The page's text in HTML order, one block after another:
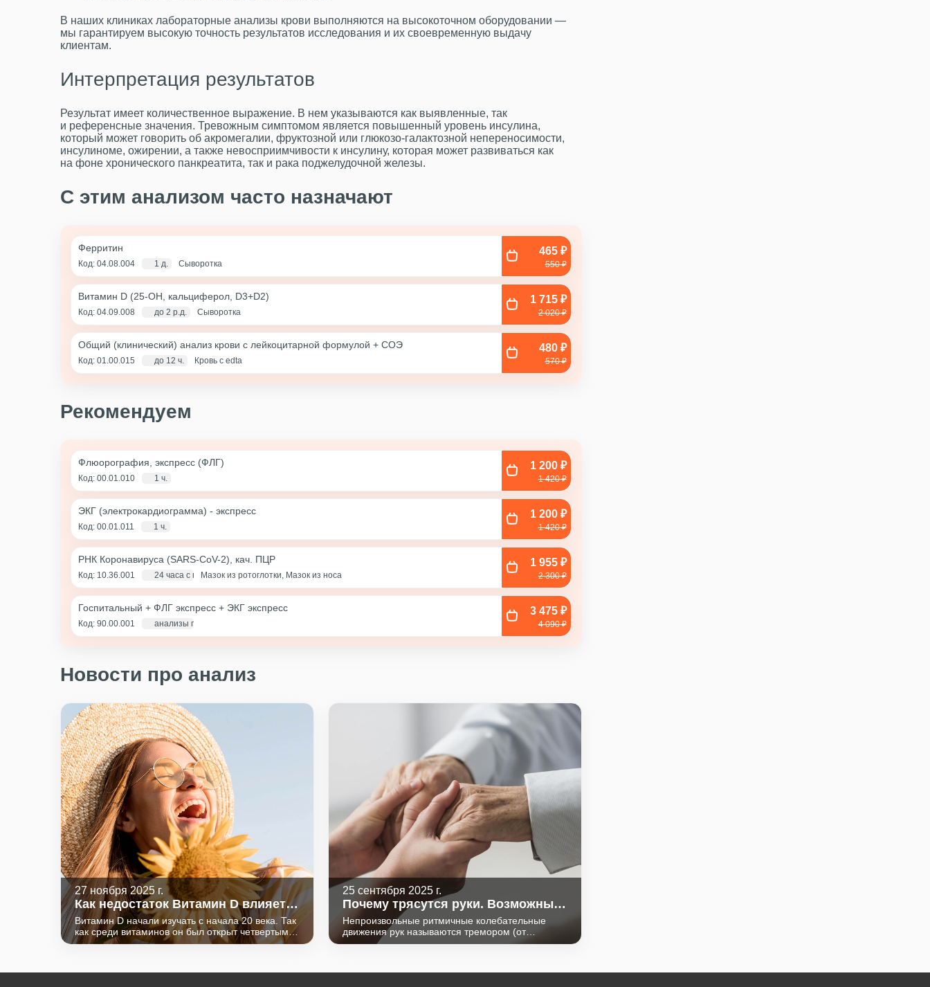
В наших клиниках лабораторные анализы крови выполняются на высокоточном оборудовании —
мы гарантируем высокую точность результатов исследования и их своевременную выдачу
клиентам.
Интерпретация результатов
Результат имеет количественное выражение. В нем указываются как выявленные, так
и референсные значения. Тревожным симптомом является повышенный уровень инсулина,
который может говорить об акромегалии, фруктозной или глюкозо-галактозной непереносимости,
инсулиноме, ожирении, а также невосприимчивости к инсулину, которая может развиваться как
на фоне хронического панкреатита, так и рака поджелудочной железы.
С этим анализом часто назначают
Ферритин
Код: 04.08.004 1 д. Сыворотка
465 ₽
550 ₽
Витамин D (25-OH, кальциферол, D3+D2)
Код: 04.09.008 до 2 р.д. Сыворотка
1 715 ₽
2 020 ₽
Общий (клинический) анализ крови с лейкоцитарной формулой + COЭ
Код: 01.00.015 до 12 ч. Кровь с edta
480 ₽
570 ₽
Рекомендуем
Флюорография, экспресс (ФЛГ)
Код: 00.01.010 1 ч.
1 200 ₽
1 420 ₽
ЭКГ (электрокардиограмма) - экспресс
Код: 00.01.011 1 ч.
1 200 ₽
1 420 ₽
РНК Коронавируса (SARS-CoV-2), кач. ПЦР
Код: 10.36.001 24 часа с момента взятия биоматериала
Мазок из ротоглотки, Мазок из носа
1 955 ₽
2 300 ₽
Госпитальный + ФЛГ экспресс + ЭКГ экспресс
Код: 90.00.001 анализы по крови - 1 д., экг и флг - 1 час
3 475 ₽
4 090 ₽
Новости про анализ
27 ноября 2025 г.
Как недостаток Витамин D влияет
на женское здоровье?
Витамин D начали изучать с начала 20 века. Так
как среди витаминов он был открыт четвертым
по счету, его назвали четвертой буквой
участие в минерализации костей и регуляции
25 сентября 2025 г.
Почему трясутся руки. Возможные
причины
Непроизвольные ритмичные колебательные
движения рук называются тремором (от
латинского слова «дрожать», «трепетать»).
разнонаправленного действия (сгибателей и